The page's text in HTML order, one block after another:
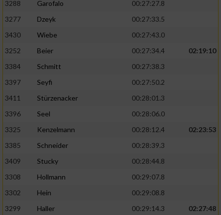
3288
Garofalo
00:27:27.8
3277
Dzeyk
00:27:33.5
3430
Wiebe
00:27:43.0
3252
Beier 00:27:34.4
02:19:10
3384
Schmitt
00:27:38.3
3397
Seyfi
00:27:50.2
3411
Stürzenacker
00:28:01.3
3396
Seel
00:28:06.0
3325
Kenzelmann 00:28:12.4
02:23:53
3385
Schneider
00:28:39.3
3409
Stucky
00:28:44.8
3308
Hollmann
00:29:07.8
3302
Hein
00:29:08.8
3299
Haller 00:29:14.3 02:27:48